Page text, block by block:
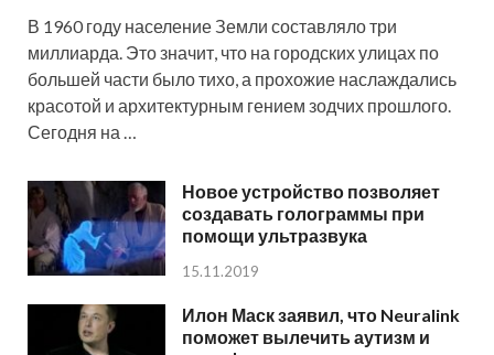
В 1960 году население Земли составляло три
миллиарда. Это значит, что на городских улицах по
большей части было тихо, а прохожие наслаждались
красотой и архитектурным гением зодчих прошлого.
Сегодня на …
Новое устройство позволяет
создавать голограммы при
помощи ультразвука
15.11.2019
Илон Маск заявил, что Neuralink
поможет вылечить аутизм и